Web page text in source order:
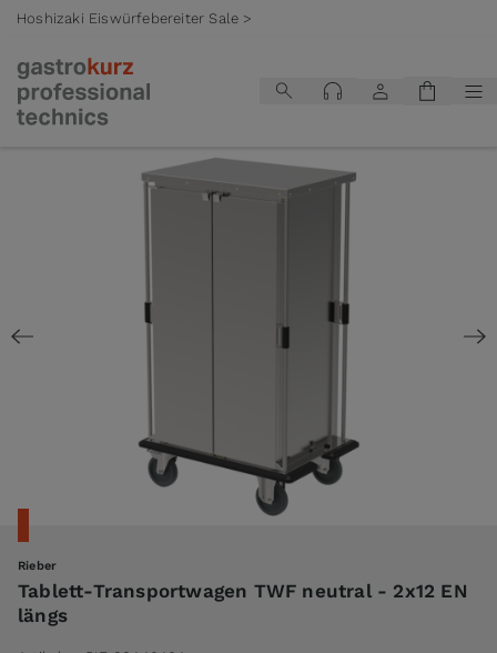
Hoshizaki Eiswürfebereiter Sale >
Rieber
Tablett-Transportwagen TWF neutral - 2x12 EN
längs